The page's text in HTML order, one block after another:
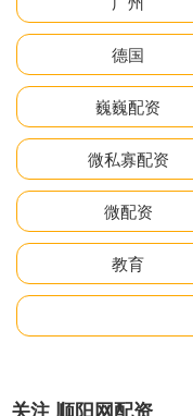
德国
巍巍配资
微私寡配资
微配资
教育